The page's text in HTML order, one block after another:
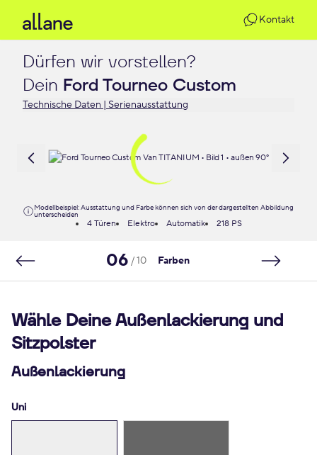
Kontakt
Dürfen wir vorstellen?
Dein Ford Tourneo Custom
Technische Daten | Serienausstattung
Modellbeispiel: Ausstattung und Farbe können sich von der dargestellten Abbildung
unterscheiden
4 Türen Elektro Automatik 218 PS
06 / 10 Farben
Wähle Deine Außenlackierung und
Sitzpolster
Außenlackierung
Uni